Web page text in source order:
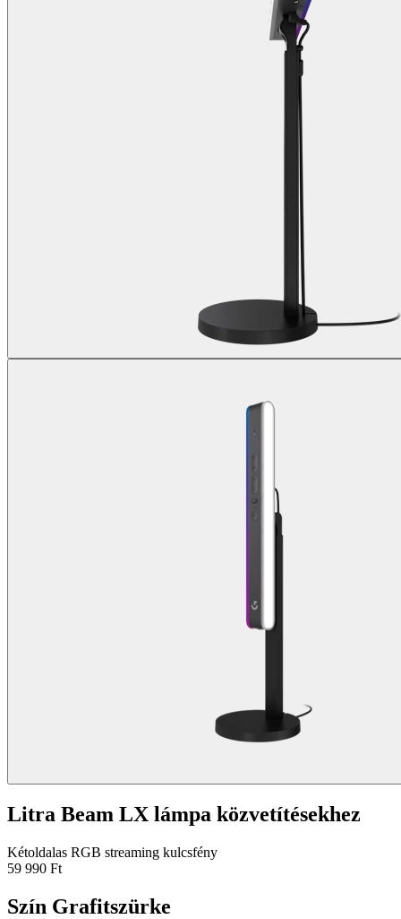
Litra Beam LX lámpa közvetítésekhez
Kétoldalas RGB streaming kulcsfény
59 990 Ft
Szín Grafitszürke